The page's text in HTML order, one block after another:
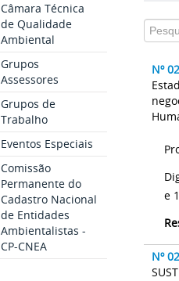
Câmara Técnica
de Qualidade
Ambiental
Grupos
Assessores
Grupos de
Trabalho
Eventos Especiais
Comissão
Permanente do
Cadastro Nacional
de Entidades
Ambientalistas -
CP-CNEA
Nº
e
Nº